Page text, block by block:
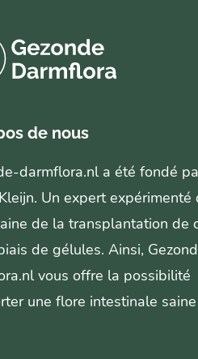
de nous
darmflora.nl a été fondé
Un expert expérimenté
de la transplantation de
de gélules. Ainsi,
vous offre la possibilité
une flore intestinale